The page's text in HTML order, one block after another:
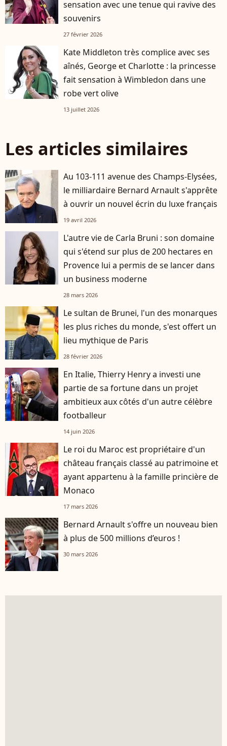
sensation avec une tenue qui ravive des
souvenirs
27 février 2026
Kate Middleton très complice avec ses
aînés, George et Charlotte : la princesse
fait sensation à Wimbledon dans une
robe vert olive
13 juillet 2026
Les articles similaires
Au 103-111 avenue des Champs-Elysées,
le milliardaire Bernard Arnault s'apprête
à ouvrir un nouvel écrin du luxe français
19 avril 2026
L'autre vie de Carla Bruni : son domaine
qui s'étend sur plus de 200 hectares en
Provence lui a permis de se lancer dans
un business moderne
28 mars 2026
Le sultan de Brunei, l'un des monarques
les plus riches du monde, s'est offert un
lieu mythique de Paris
28 février 2026
En Italie, Thierry Henry a investi une
partie de sa fortune dans un projet
ambitieux aux côtés d'un autre célèbre
footballeur
14 juin 2026
Le roi du Maroc est propriétaire d'un
château français classé au patrimoine et
ayant appartenu à la famille princière de
Monaco
17 mars 2026
Bernard Arnault s'offre un nouveau bien
à plus de 500 millions d’euros !
30 mars 2026